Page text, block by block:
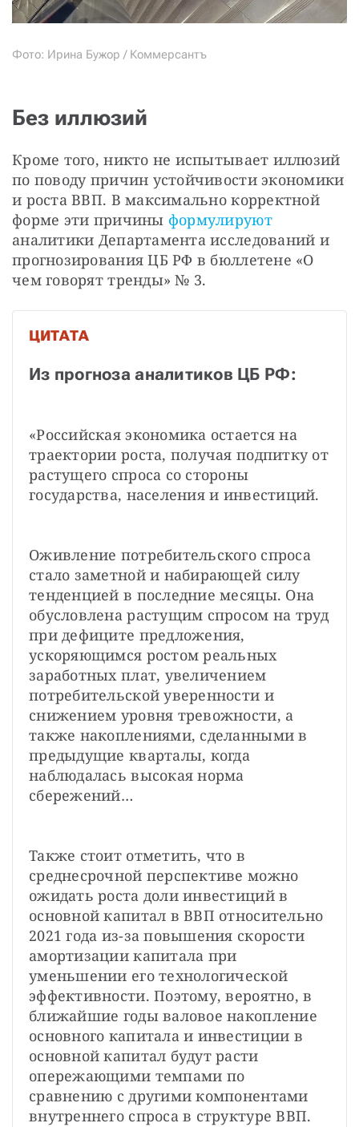
Фото: Ирина Бужор / Коммерсантъ
Без иллюзий
Кроме того, никто не испытывает иллюзий
по поводу причин устойчивости экономики
и роста ВВП. В максимально корректной
форме эти причины формулируют
аналитики Департамента исследований и
прогнозирования ЦБ РФ в бюллетене «О
чем говорят тренды» № 3.
ЦИТАТА
Из прогноза аналитиков ЦБ РФ:
«Российская экономика остается на
траектории роста, получая подпитку от
растущего спроса со стороны
государства, населения и инвестиций.
Оживление потребительского спроса
стало заметной и набирающей силу
тенденцией в последние месяцы. Она
обусловлена растущим спросом на труд
при дефиците предложения,
ускоряющимся ростом реальных
заработных плат, увеличением
потребительской уверенности и
снижением уровня тревожности, а
также накоплениями, сделанными в
предыдущие кварталы, когда
наблюдалась высокая норма
сбережений…
Также стоит отметить, что в
среднесрочной перспективе можно
ожидать роста доли инвестиций в
основной капитал в ВВП относительно
2021 года из-за повышения скорости
амортизации капитала при
уменьшении его технологической
эффективности. Поэтому, вероятно, в
ближайшие годы валовое накопление
основного капитала и инвестиции в
основной капитал будут расти
опережающими темпами по
сравнению с другими компонентами
внутреннего спроса в структуре ВВП.